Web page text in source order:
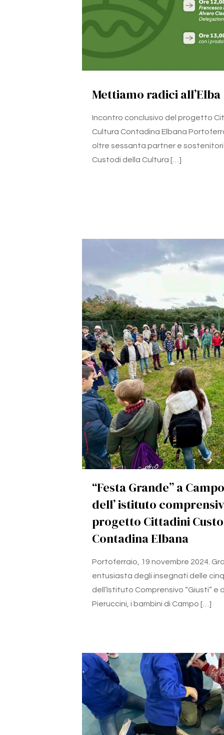
Mettiamo radici all’Elba
Incontro conclusivo del progetto
Cultura Contadina Elbana
oltre sessanta partner e
Custodi della Cultura […]
“Festa Grande” a
dell’ istituto
progetto Cittadini
Contadina Elbana
Portoferraio, 19 novembre 2024.
entusiasta degli insegnati delle
dell’Istituto Comprensivo “Giusti” e
Pieruccini, i bambini di Campo […]